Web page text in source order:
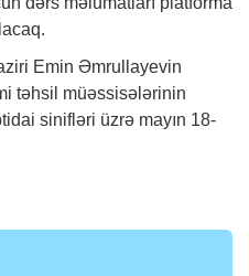
Emin Əmrullayevin
təhsil müəssisələrinin
sinifləri üzrə mayın 18-